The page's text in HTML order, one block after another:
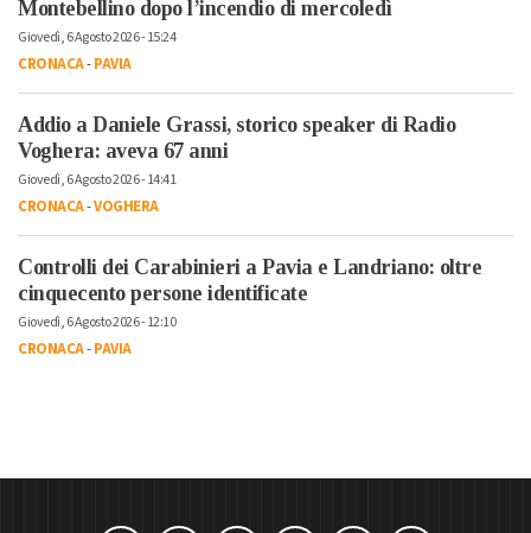
Montebellino dopo l’incendio di mercoledì
Giovedì, 6 Agosto 2026 - 15:24
CRONACA-PAVIA
Addio a Daniele Grassi, storico speaker di Radio
Voghera: aveva 67 anni
Giovedì, 6 Agosto 2026 - 14:41
CRONACA-VOGHERA
Controlli dei Carabinieri a Pavia e Landriano: oltre
cinquecento persone identificate
Giovedì, 6 Agosto 2026 - 12:10
CRONACA-PAVIA